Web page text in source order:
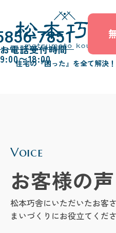
住宅の『困った』を全て解決！
7851
お電話受付時間
9:00〜18:00
Voice
お客様の声
松本巧舎にいただいたお客
まいづくりにお役立てくださ